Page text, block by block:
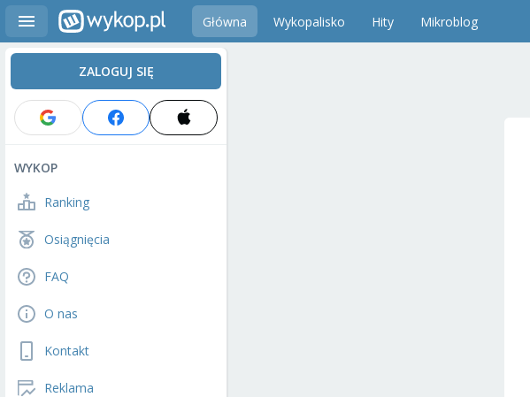
Główna Wykopalisko Hity Mikroblog
ZALOGUJ SIĘ
WYKOP
Ranking
Osiągnięcia
FAQ
O nas
Kontakt
Reklama